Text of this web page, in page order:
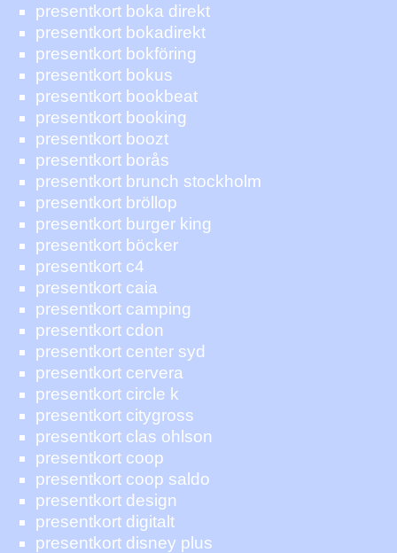
presentkort boka direkt
presentkort bokadirekt
presentkort bokföring
presentkort bokus
presentkort bookbeat
presentkort booking
presentkort boozt
presentkort borås
presentkort brunch stockholm
presentkort bröllop
presentkort burger king
presentkort böcker
presentkort c4
presentkort caia
presentkort camping
presentkort cdon
presentkort center syd
presentkort cervera
presentkort circle k
presentkort citygross
presentkort clas ohlson
presentkort coop
presentkort coop saldo
presentkort design
presentkort digitalt
presentkort disney plus